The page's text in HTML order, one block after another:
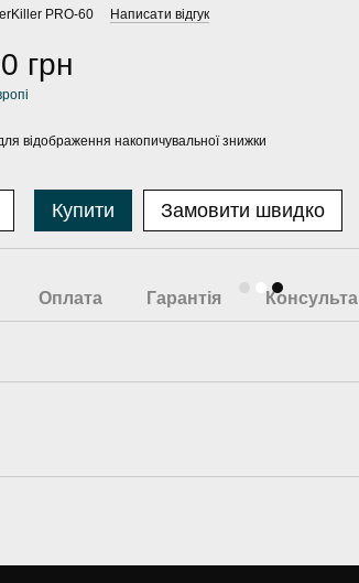
PRO-60 Написати відгук
грн
відображення накопичувальної знижки
Купити Замовити швидко
Оплата Гарантія